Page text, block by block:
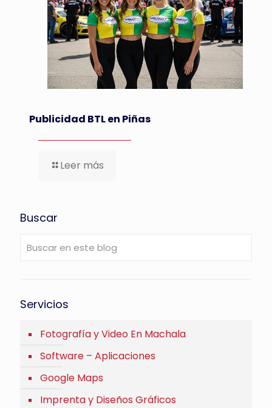
Publicidad BTL en Piñas
Leer más
Buscar
Servicios
Fotografía y Video En Machala
Software – Aplicaciones
Google Maps
Imprenta y Diseños Gráficos